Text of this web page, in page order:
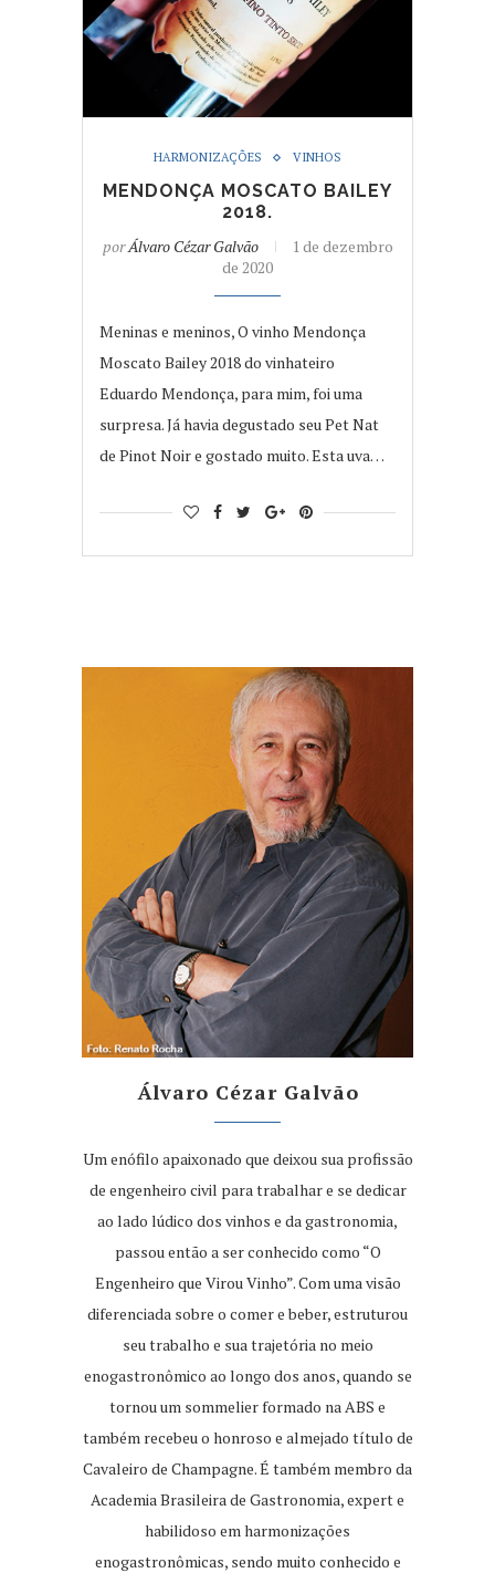
HARMONIZAÇÕES VINHOS
MENDONÇA MOSCATO BAILEY
2018.
porÁlvaro Cézar Galvão
1 de dezembro
de 2020
Meninas e meninos, O vinho Mendonça
Moscato Bailey 2018 do vinhateiro
Eduardo Mendonça, para mim, foi uma
surpresa. Já havia degustado seu Pet Nat
de Pinot Noir e gostado muito. Esta uva…
Álvaro Cézar Galvão
Um enófilo apaixonado que deixou sua profissão
de engenheiro civil para trabalhar e se dedicar
ao lado lúdico dos vinhos e da gastronomia,
passou então a ser conhecido como “O
Engenheiro que Virou Vinho”. Com uma visão
diferenciada sobre o comer e beber, estruturou
seu trabalho e sua trajetória no meio
enogastronômico ao longo dos anos, quando se
tornou um sommelier formado na ABS e
também recebeu o honroso e almejado título de
Cavaleiro de Champagne. É também membro da
Academia Brasileira de Gastronomia, expert e
habilidoso em harmonizações
enogastronômicas, sendo muito conhecido e